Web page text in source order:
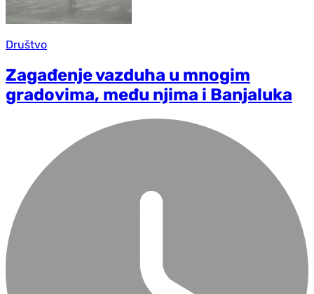
Društvo
Zagađenje vazduha u mnogim
gradovima, među njima i Banjaluka